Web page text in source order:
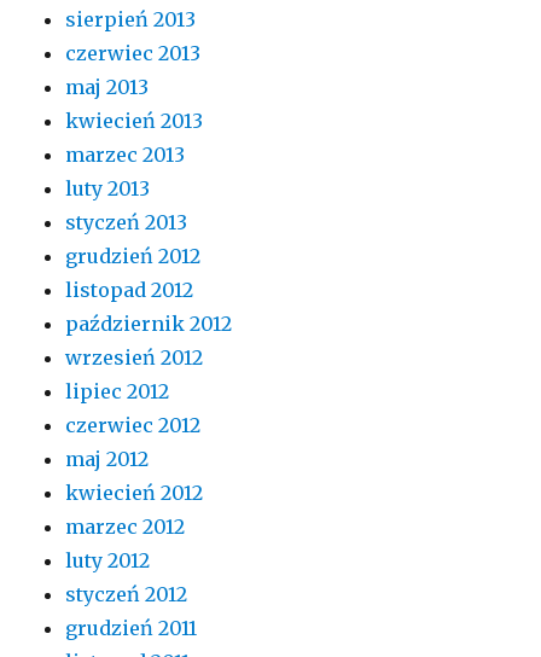
sierpień 2013
czerwiec 2013
maj 2013
kwiecień 2013
marzec 2013
luty 2013
styczeń 2013
grudzień 2012
listopad 2012
październik 2012
wrzesień 2012
lipiec 2012
czerwiec 2012
maj 2012
kwiecień 2012
marzec 2012
luty 2012
styczeń 2012
grudzień 2011